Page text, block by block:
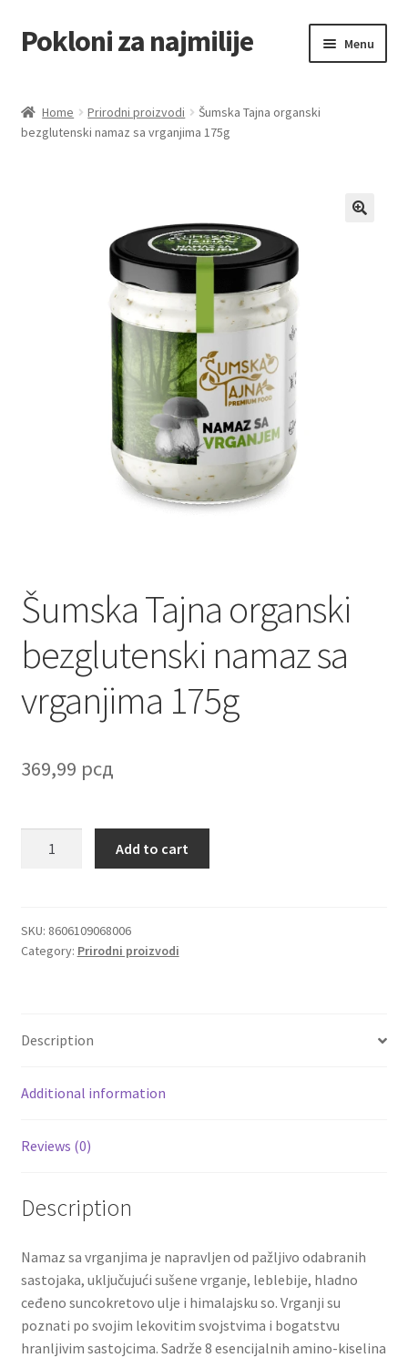
Skip
to
Skip
to
Pokloni za najmilije Menu
Akcija za dan zaljubljenih
Cveće
Delivery
Destilati
FAQ
Igračke
Cvece
Destilati
Jack Daniel’s
Rakija
Poklon aranzmani izdvajamo
Pokloni
Pokloni za 8. mart
Home Prirodni proizvodi
Šumska Tajna organski
bezglutenski namaz sa vrganjima 175g
Šumska Tajna organski
bezglutenski namaz sa
vrganjima 175g
369,99 рсд
namaz
sa
Add to cart
SKU: 8606109068006
Category: Prirodni proizvodi
Description
Additional information
Reviews (0)
Description
Namaz sa vrganjima je napravljen od pažljivo odabranih
sastojaka, uključujući sušene vrganje, leblebije, hladno
ceđeno suncokretovo ulje i himalajsku so. Vrganji su
poznati po svojim lekovitim svojstvima i bogatstvu
hranljivim sastojcima. Sadrže 8 esencijalnih amino-kiselina